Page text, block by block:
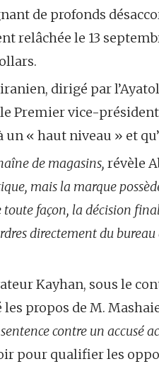
de profonds
relâchée le 13
dirigé par
Premier vice-
« haut niveau » et
de magasins, révèle
mais la marque
toute façon, la décision
directement du
Kayhan, sous le
propos de M.
contre un accusé
pour qualifier les